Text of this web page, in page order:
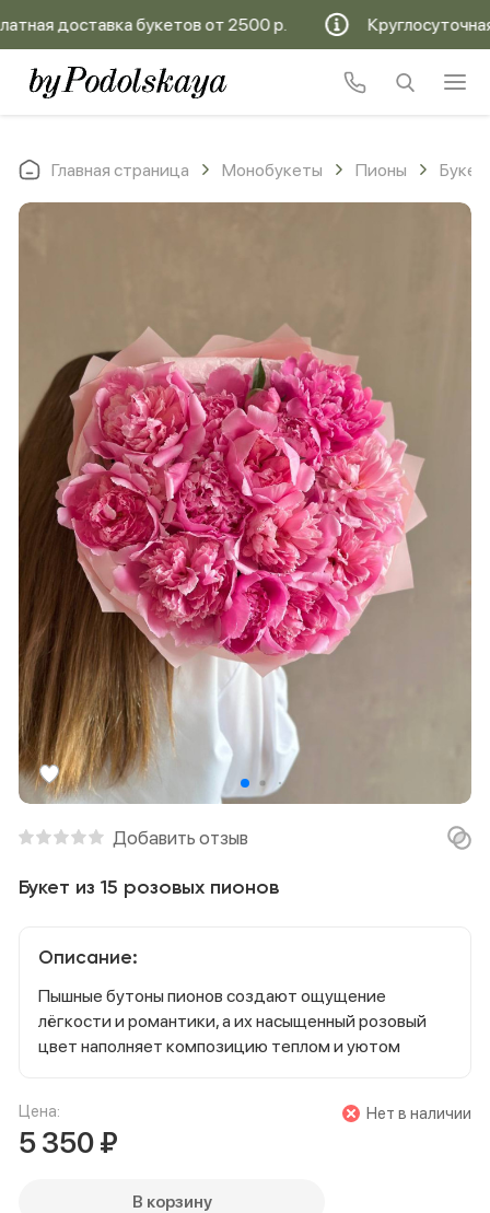
доставка букетов от 2500 р. Круглосуточная
Главная страница Монобукеты Пионы Букет
Добавить отзыв
Букет из 15 розовых пионов
Описание:
Пышные бутоны пионов создают ощущение
лёгкости и романтики, а их насыщенный розовый
цвет наполняет композицию теплом и уютом
Цена:
5 350₽
Нет в наличии
В корзину